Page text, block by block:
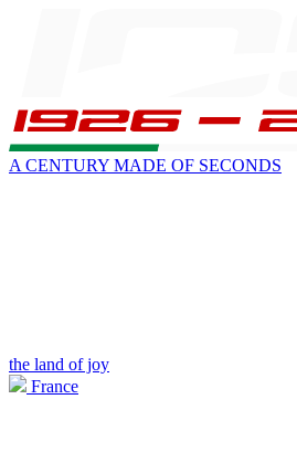
A CENTURY MADE OF SECONDS
the land of joy
France